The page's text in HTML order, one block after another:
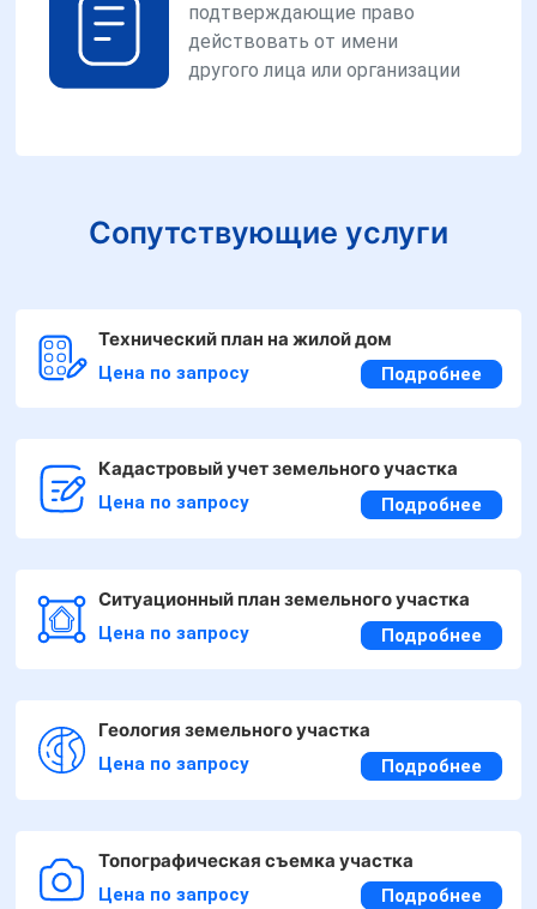
подтверждающие право
действовать от имени
другого лица или организации
Сопутствующие услуги
Технический план на жилой дом
Цена по запросу Подробнее
Кадастровый учет земельного участка
Цена по запросу Подробнее
Ситуационный план земельного участка
Цена по запросу Подробнее
Геология земельного участка
Цена по запросу Подробнее
Топографическая съемка участка
Цена по запросу Подробнее